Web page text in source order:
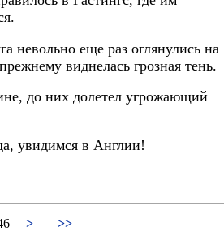
невольно еще раз оглянулись на
виднелась грозная тень.
до них долетел угрожающий
увидимся в Англии!
> >>